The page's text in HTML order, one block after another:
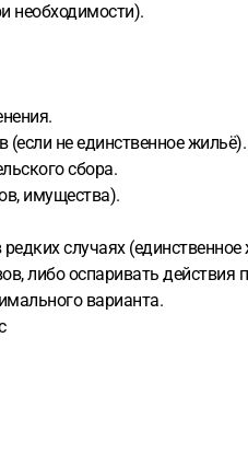
необходимости).
не единственное жильё).
сбора.
имущества).
случаях
либо оспаривать
варианта.